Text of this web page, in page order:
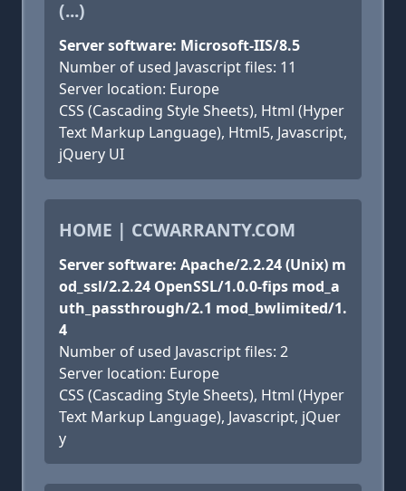
(...)
Server software: Microsoft-IIS/8.5
Number of used Javascript files: 11
Server location: Europe
CSS (Cascading Style Sheets), Html (Hyper
Text Markup Language), Html5, Javascript,
jQuery UI
HOME | CCWARRANTY.COM
Server software: Apache/2.2.24 (Unix) m
od_ssl/2.2.24 OpenSSL/1.0.0-fips mod_a
uth_passthrough/2.1 mod_bwlimited/1.
4
Number of used Javascript files: 2
Server location: Europe
CSS (Cascading Style Sheets), Html (Hyper
Text Markup Language), Javascript, jQuer
y